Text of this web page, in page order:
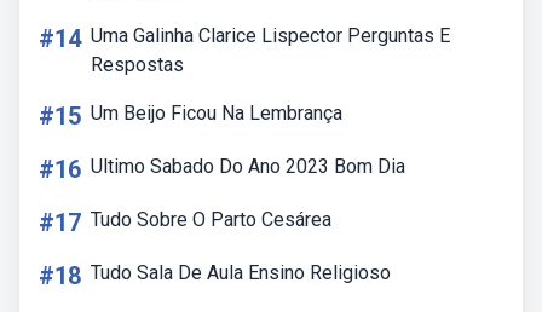
#14 Uma Galinha Clarice Lispector Perguntas E
Respostas
#15 Um Beijo Ficou Na Lembrança
#16 Ultimo Sabado Do Ano 2023 Bom Dia
#17 Tudo Sobre O Parto Cesárea
#18 Tudo Sala De Aula Ensino Religioso